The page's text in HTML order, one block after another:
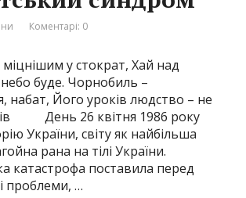
Коментарі: 0
у стократ, Хай над
буде. Чорнобиль –
набат, Його уроків людство – не
День 26 квітня 1986 року
України, світу як найбільша
рана на тілі України.
катастрофа поставила перед
проблеми, …